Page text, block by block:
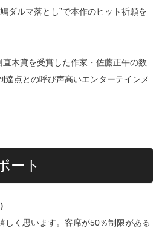
o
ダルマ落とし”で本作のヒット祈願を
木賞を受賞した作家・佐藤正午の数
達点との呼び声高いエンターテインメ
ート
しく思います。客席が50％制限がある